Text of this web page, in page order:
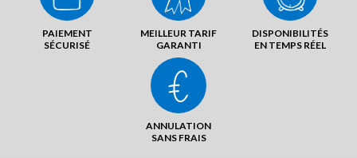
PAIEMENT
SÉCURISÉ
MEILLEUR TARIF
GARANTI
DISPONIBILITÉS
EN TEMPS RÉEL
ANNULATION
SANS FRAIS